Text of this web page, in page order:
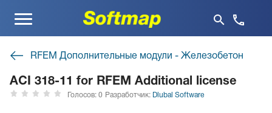
Меню
RFEM Дополнительные модули - Железобетон
ACI 318-11 for RFEM Additional license
Голосов: 0 Разработчик: Dlubal Software